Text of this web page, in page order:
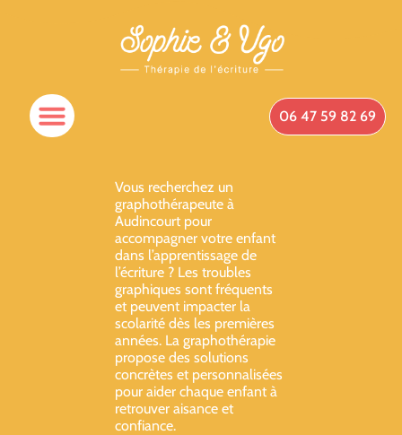
06 47 59 82 69
Vous recherchez un
graphothérapeute à
Audincourt pour
accompagner votre enfant
dans l’apprentissage de
l’écriture ? Les troubles
graphiques sont fréquents
et peuvent impacter la
scolarité dès les premières
années. La graphothérapie
propose des solutions
concrètes et personnalisées
pour aider chaque enfant à
retrouver aisance et
confiance.